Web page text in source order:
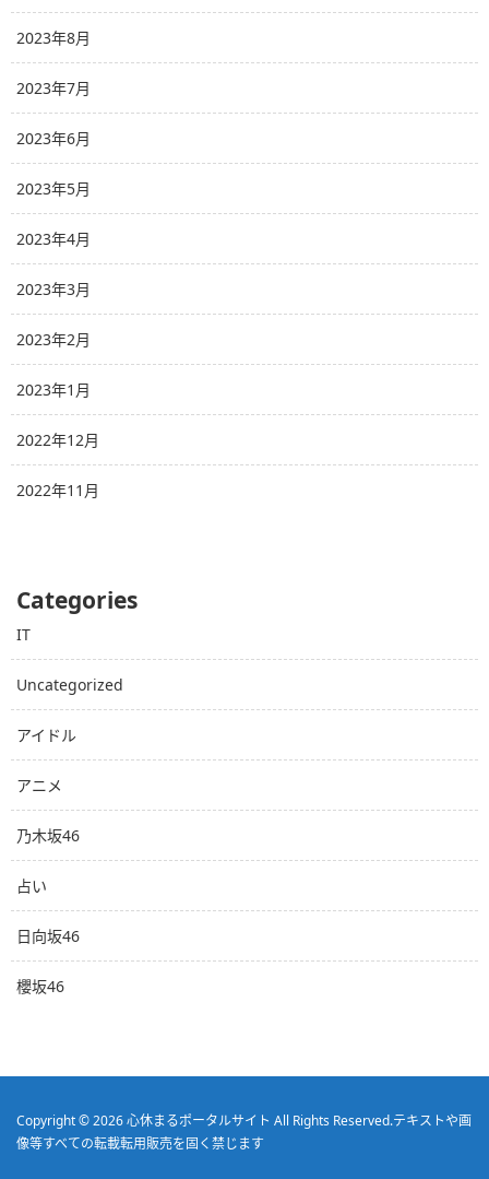
2023年8月
2023年7月
2023年6月
2023年5月
2023年4月
2023年3月
2023年2月
2023年1月
2022年12月
2022年11月
Categories
IT
Uncategorized
アイドル
アニメ
乃木坂46
占い
日向坂46
櫻坂46
Copyright © 2026心休まるポータルサイト All Rights Reserved.テキストや画
像等すべての転載転用販売を固く禁じます